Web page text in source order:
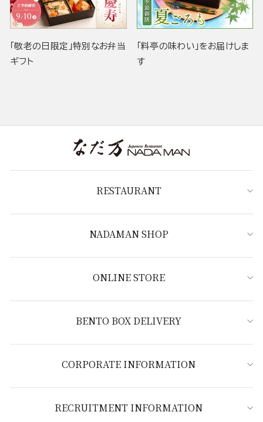
「敬老の日限定」特別なお弁当
ギフト
「料亭の味わい」をお届けしま
す
RESTAURANT
NADAMAN SHOP
ONLINE STORE
BENTO BOX DELIVERY
CORPORATE INFORMATION
RECRUITMENT INFORMATION